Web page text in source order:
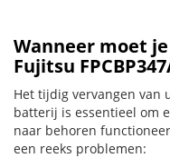
Wanneer moet
Fujitsu
Het tijdig vervangen van
batterij is essentieel om
naar behoren
een reeks problemen: